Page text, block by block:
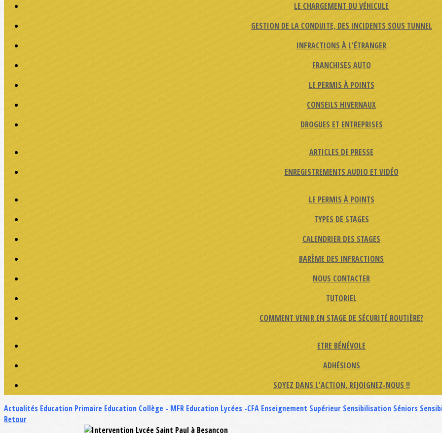
LE CHARGEMENT DU VÉHICULE
GESTION DE LA CONDUITE, DES INCIDENTS SOUS TUNNEL
INFRACTIONS À L'ÉTRANGER
FRANCHISES AUTO
LE PERMIS À POINTS
CONSEILS HIVERNAUX
DROGUES ET ENTREPRISES
ARTICLES DE PRESSE
ENREGISTREMENTS AUDIO ET VIDÉO
LE PERMIS À POINTS
TYPES DE STAGES
CALENDRIER DES STAGES
BARÈME DES INFRACTIONS
NOUS CONTACTER
TUTORIEL
COMMENT VENIR EN STAGE DE SÉCURITÉ ROUTIÈRE?
ETRE BÉNÉVOLE
ADHÉSIONS
SOYEZ DANS L'ACTION, REJOIGNEZ-NOUS !!
Actualités Education Primaire Education Collège - MFR Education Lycées -CFA Enseignement Supérieur Sensibilisation Séniors
Retour